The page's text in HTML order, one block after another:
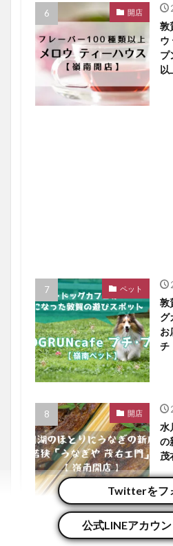
Twitterをフ
公式LINEアカウン
開店
敦
ウ
プ
以
ペット
敦
グ
お
チ
開店
水
の
茂